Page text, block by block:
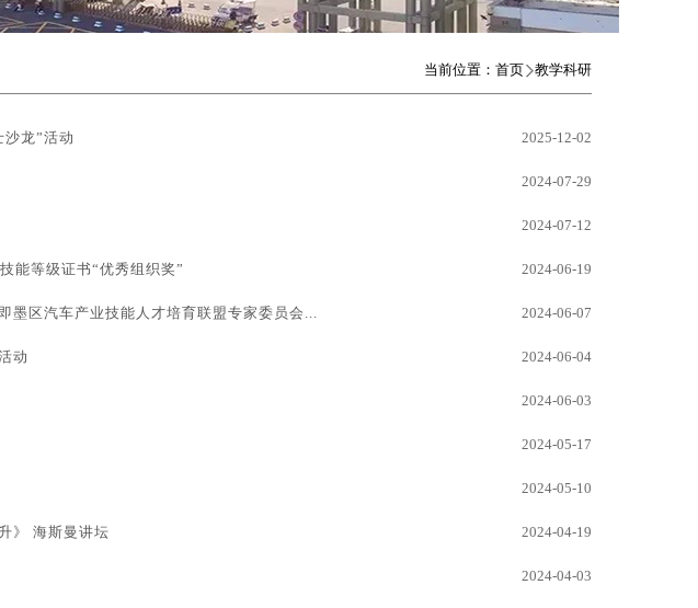
当前位置： 首页 教学科研
龙”活动 2025-12-02
2024-07-29
2024-07-12
能等级证书“优秀组织奖” 2024-06-19
墨区汽车产业技能人才培育联盟专家委员会... 2024-06-07
动 2024-06-04
2024-06-03
2024-05-17
2024-05-10
》 海斯曼讲坛 2024-04-19
2024-04-03